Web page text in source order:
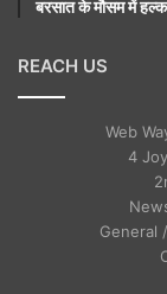
बरसात के मौसम में
REACH US
Web
4
General